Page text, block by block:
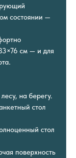
состоянии —
см — и для
на берегу.
стол
стол
поверхность